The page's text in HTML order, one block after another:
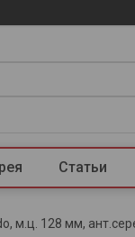
Статьи
м.ц. 128 мм,